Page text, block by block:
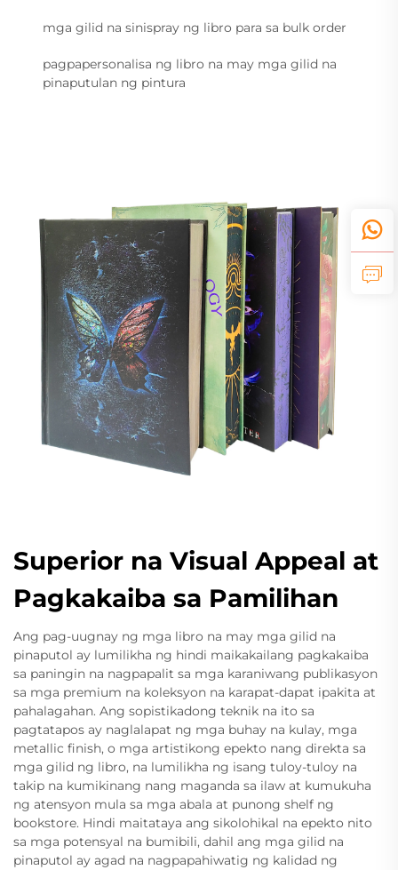
mga gilid na sinispray ng libro para sa bulk order
pagpapersonalisa ng libro na may mga gilid na
pinaputulan ng pintura
Superior na Visual Appeal at
Pagkakaiba sa Pamilihan
Ang pag-uugnay ng mga libro na may mga gilid na
pinaputol ay lumilikha ng hindi maikakailang pagkakaiba
sa paningin na nagpapalit sa mga karaniwang publikasyon
sa mga premium na koleksyon na karapat-dapat ipakita at
pahalagahan. Ang sopistikadong teknik na ito sa
pagtatapos ay naglalapat ng mga buhay na kulay, mga
metallic finish, o mga artistikong epekto nang direkta sa
mga gilid ng libro, na lumilikha ng isang tuloy-tuloy na
takip na kumikinang nang maganda sa ilaw at kumukuha
ng atensyon mula sa mga abala at punong shelf ng
bookstore. Hindi maitataya ang sikolohikal na epekto nito
sa mga potensyal na bumibili, dahil ang mga gilid na
pinaputol ay agad na nagpapahiwatig ng kalidad ng